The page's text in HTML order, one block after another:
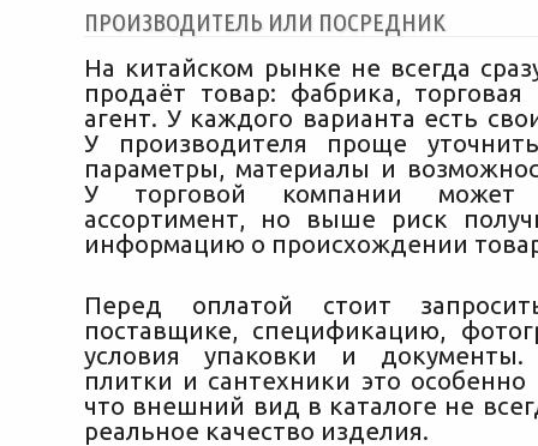
ПРОИЗВОДИТЕЛЬ ИЛИ ПОСРЕДНИК
На китайском рынке не всегда
продаёт товар: фабрика,
агент. У каждого варианта есть
У производителя проще
параметры, материалы и
У торговой компании
ассортимент, но выше риск
информацию о происхождении
Перед оплатой стоит
поставщике, спецификацию,
условия упаковки и
плитки и сантехники это
что внешний вид в каталоге не
реальное качество изделия.